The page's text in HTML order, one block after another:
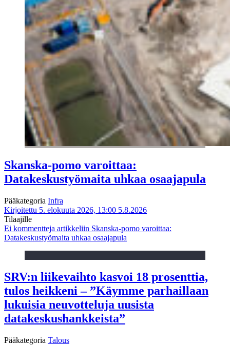
Skanska-pomo varoittaa:
Datakeskustyömaita uhkaa osaajapula
Pääkategoria Infra
Kirjoitettu 5. elokuuta 2026, 13:00 5.8.2026
Tilaajille
Ei kommentteja artikkeliin Skanska-pomo varoittaa:
Datakeskustyömaita uhkaa osaajapula
SRV:n liikevaihto kasvoi 18 prosenttia,
tulos heikkeni – ”Käymme parhaillaan
lukuisia neuvotteluja uusista
datakeskushankkeista”
Pääkategoria Talous